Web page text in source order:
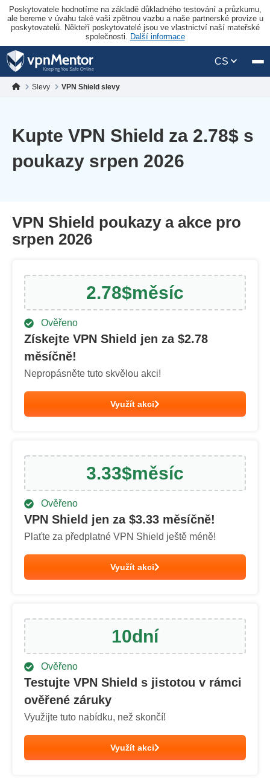
Poskytovatele hodnotíme na základě důkladného testování a průzkumu,
ale bereme v úvahu také vaši zpětnou vazbu a naše partnerské provize u
poskytovatelů. Někteří poskytovatelé jsou ve vlastnictví naší mateřské
společnosti. Další informace
CS
Slevy VPN Shield slevy
Kupte VPN Shield za 2.78$ s
poukazy srpen 2026
VPN Shield poukazy a akce pro
srpen 2026
2.78$měsíc
Ověřeno
Získejte VPN Shield jen za $2.78
měsíčně!
Nepropásněte tuto skvělou akci!
Využít akci
3.33$měsíc
Ověřeno
VPN Shield jen za $3.33 měsíčně!
Plaťte za předplatné VPN Shield ještě méně!
Využít akci
10dní
Ověřeno
Testujte VPN Shield s jistotou v rámci
ověřené záruky
Využijte tuto nabídku, než skončí!
Využít akci